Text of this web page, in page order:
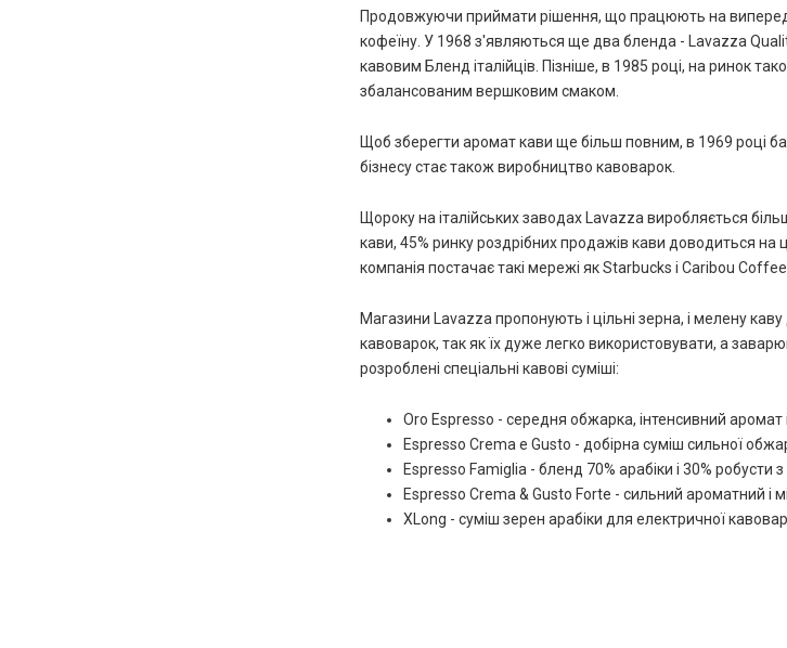
Продовжуючи приймати рішення, що працюють на
кофеїну. У 1968 з'являються ще два бленда - Lavazza
кавовим Бленд італійців. Пізніше, в 1985 році, на ринок
збалансованим вершковим смаком.
Щоб зберегти аромат кави ще більш повним, в 1969 році
бізнесу стає також виробництво кавоварок.
Щороку на італійських заводах Lavazza виробляється
кави, 45% ринку роздрібних продажів кави доводиться
компанія постачає такі мережі як Starbucks і Caribou Coffee.
Магазини Lavazza пропонують і цільні зерна, і мелену
кавоварок, так як їх дуже легко використовувати, а
розроблені спеціальні кавові суміші:
Oro Espresso - середня обжарка, інтенсивний аромат і
Espresso Crema e Gusto - добірна суміш сильної
Espresso Famiglia - бленд 70% арабіки і 30% робусти з
Espresso Crema & Gusto Forte - сильний ароматний і
XLong - суміш зерен арабіки для електричної